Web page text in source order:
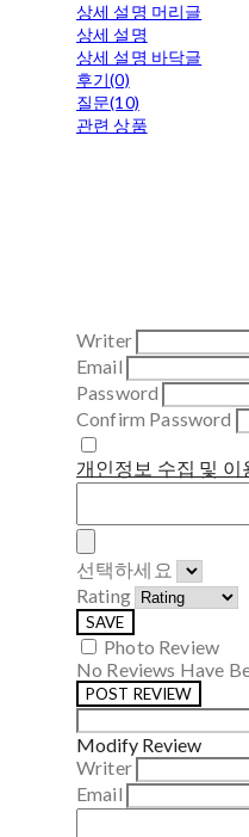
상세 설명 머리글
상세 설명
상세 설명 바닥글
후기(0)
질문(10)
관련 상품
Writer
Email
Password
Confirm Password
개인정보 수집 및 이
선택하세요
Rating
SAVE
Photo Review
No Reviews Have
POST REVIEW
Modify Review
Writer
Email